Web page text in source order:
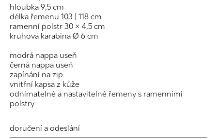
hloubka 9,5 cm
délka řemenu 103 | 118 cm
ramenní polstr 30 × 4,5 cm
kruhová karabina Ø 6 cm
modrá nappa useň
černá nappa useň
zapínání na zip
vnitřní kapsa z kůže
odnímatelné a nastavitelné řemeny s ramenními
polstry
doručení a odeslání